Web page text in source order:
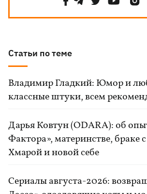
Статьи по теме
Владимир Гладкий: Юмор и
классные штуки, всем
Дарья Ковтун (ODARA): об
Фактора», материнстве, браке
Хмарой и новой себе
Сериалы августа-2026: